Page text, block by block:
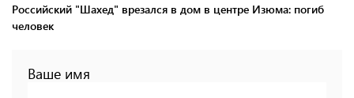
Российский "Шахед" врезался в дом в центре Изюма: погиб
человек
Ваше имя